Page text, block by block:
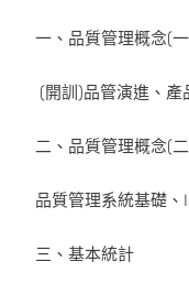
一、品質管理概念(
(開訓)品管演進、
二、品質管理概念(
品質管理系統基礎、
三、基本統計